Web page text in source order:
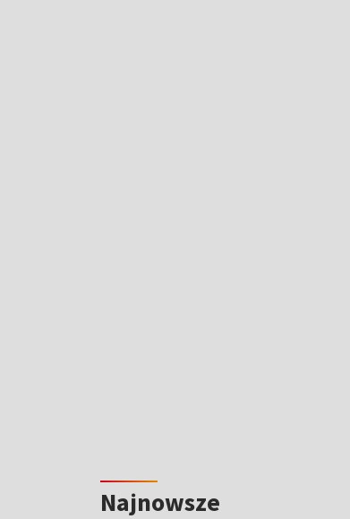
Najnowsze